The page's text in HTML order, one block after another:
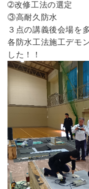
➁改修工法の選定
③高耐久防水
３点の講義後会場を
各防水工法施工デモ
した！！